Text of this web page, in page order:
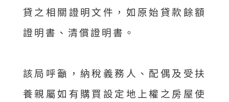
貸之相關證明文件，如原始貸款餘額
證明書、清償證明書。
該局呼籲，納稅義務人、配偶及受扶
養親屬如有購買設定地上權之房屋使